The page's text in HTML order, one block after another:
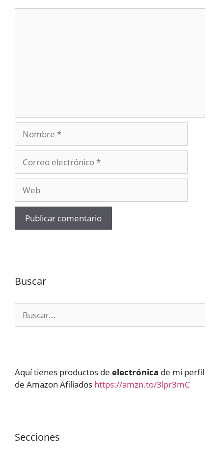
Nombre
electrónico
Buscar
Aquí tienes productos de electrónica de mi perfil
de Amazon Afiliados https://amzn.to/3lpr3mC
Secciones